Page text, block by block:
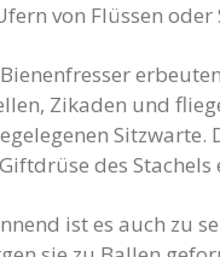
von Flüssen
Zikaden und
des
ist es auch zu